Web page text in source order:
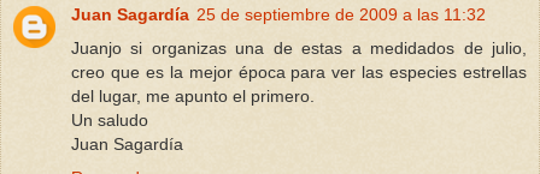
Juan Sagardía 25 de septiembre de 2009 a las 11:32
Juanjo si organizas una de estas a medidados de julio,
creo que es la mejor época para ver las especies estrellas
del lugar, me apunto el primero.
Un saludo
Juan Sagardía